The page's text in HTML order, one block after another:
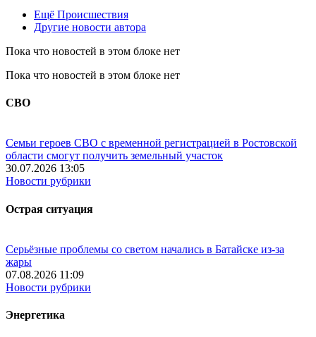
Ещё Происшествия
Другие новости автора
Пока что новостей в этом блоке нет
Пока что новостей в этом блоке нет
СВО
Семьи героев СВО с временной регистрацией в Ростовской
области смогут получить земельный участок
30.07.2026 13:05
Новости рубрики
Острая ситуация
Серьёзные проблемы со светом начались в Батайске из-за
жары
07.08.2026 11:09
Новости рубрики
Энергетика